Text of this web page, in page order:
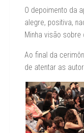
O depoimento da
alegre, positiva,
Minha visão
Ao final da
de atentar as